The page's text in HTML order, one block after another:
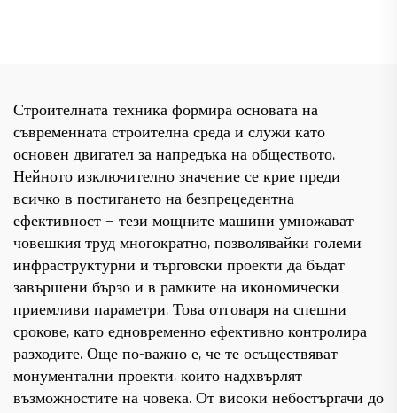
Строителната техника формира основата на
съвременната строителна среда и служи като
основен двигател за напредъка на обществото.
Нейното изключително значение се крие преди
всичко в постигането на безпрецедентна
ефективност — тези мощните машини умножават
човешкия труд многократно, позволявайки големи
инфраструктурни и търговски проекти да бъдат
завършени бързо и в рамките на икономически
приемливи параметри. Това отговаря на спешни
срокове, като едновременно ефективно контролира
разходите. Още по-важно е, че те осъществяват
монументални проекти, които надхвърлят
възможностите на човека. От високи небостъргачи до